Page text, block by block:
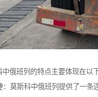
中俄班列的特点主要体现在以
：莫斯科中俄班列提供了一条